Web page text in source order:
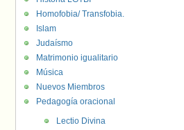
Homofobia/ Transfobia.
Islam
Judaísmo
Matrimonio igualitario
Música
Nuevos Miembros
Pedagogía oracional
Lectio Divina